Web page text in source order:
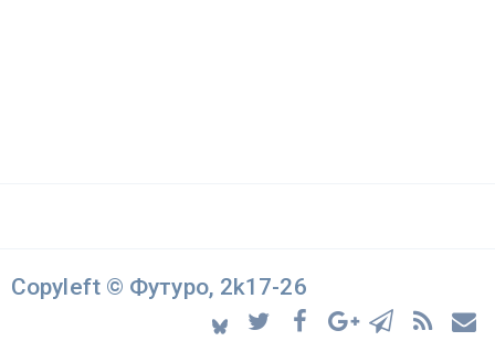
Copyleft © Футуро, 2k17-26